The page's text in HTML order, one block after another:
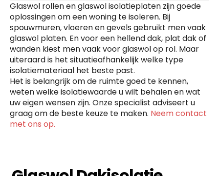
Glaswol rollen en glaswol isolatieplaten zijn goede
oplossingen om een woning te isoleren. Bij
spouwmuren, vloeren en gevels gebruikt men vaak
glaswol platen. En voor een hellend dak, plat dak of
wanden kiest men vaak voor glaswol op rol. Maar
uiteraard is het situatieafhankelijk welke type
isolatiemateriaal het beste past.
Het is belangrijk om de ruimte goed te kennen,
weten welke isolatiewaarde u wilt behalen en wat
uw eigen wensen zijn. Onze specialist adviseert u
graag om de beste keuze te maken. Neem contact
met ons op.